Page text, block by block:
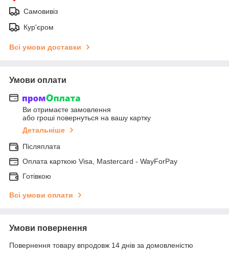
Самовивіз
Кур'єром
Всі умови доставки
Умови оплати
Ви отримаєте замовлення
або гроші повернуться на вашу картку
Детальніше
Післяплата
Оплата карткою Visa, Mastercard - WayForPay
Готівкою
Всі умови оплати
Умови повернення
Повернення товару впродовж 14 днів за домовленістю